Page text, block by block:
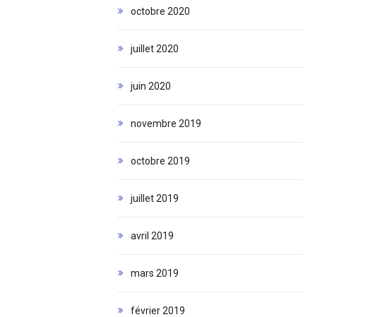
octobre 2020
juillet 2020
juin 2020
novembre 2019
octobre 2019
juillet 2019
avril 2019
mars 2019
février 2019